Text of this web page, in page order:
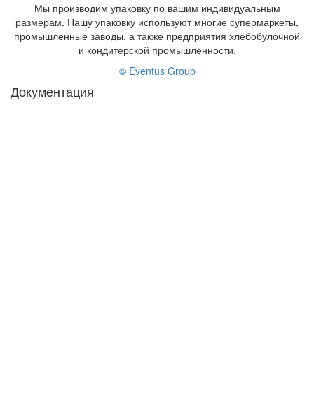
Мы производим упаковку по вашим индивидуальным
размерам. Нашу упаковку используют многие супермаркеты,
промышленные заводы, а также предприятия хлебобулочной
и кондитерской промышленности.
© Eventus Group
Документация